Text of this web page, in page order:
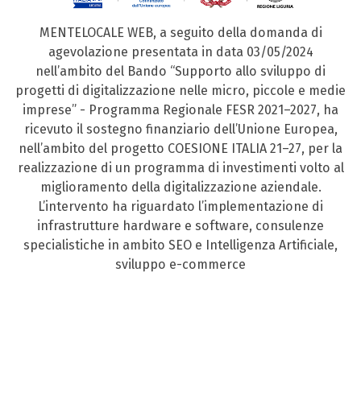
MENTELOCALE WEB, a seguito della domanda di
agevolazione presentata in data 03/05/2024
nell’ambito del Bando “Supporto allo sviluppo di
progetti di digitalizzazione nelle micro, piccole e medie
imprese” - Programma Regionale FESR 2021–2027, ha
ricevuto il sostegno finanziario dell’Unione Europea,
nell’ambito del progetto COESIONE ITALIA 21–27, per la
realizzazione di un programma di investimenti volto al
miglioramento della digitalizzazione aziendale.
L’intervento ha riguardato l’implementazione di
infrastrutture hardware e software, consulenze
specialistiche in ambito SEO e Intelligenza Artificiale,
sviluppo e-commerce